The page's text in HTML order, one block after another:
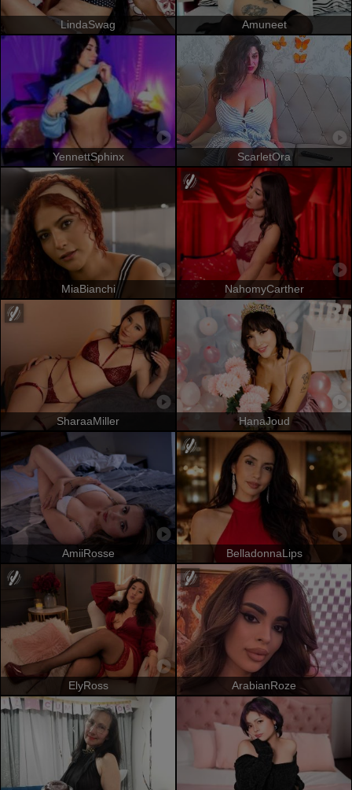
LindaSwag Amuneet
YennettSphinx ScarletOra
MiaBianchi NahomyCarther
SharaaMiller HanaJoud
AmiiRosse BelladonnaLips
ElyRoss ArabianRoze